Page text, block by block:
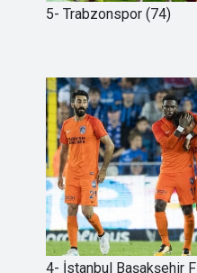
5- Trabzonspor (74)
4- İstanbul Başakşehir